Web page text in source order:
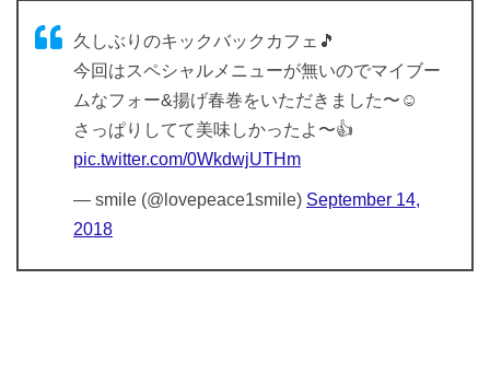
久しぶりのキックバックカフェ🎵
今回はスペシャルメニューが無いのでマイブー
ムなフォー&揚げ春巻をいただきました〜☺️
さっぱりしてて美味しかったよ〜👍
pic.twitter.com/0WkdwjUTHm
— smile (@lovepeace1smile) September 14,
2018